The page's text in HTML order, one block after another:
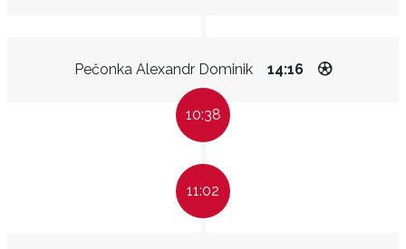
Pečonka Alexandr Dominik 14:16
10:38
11:02